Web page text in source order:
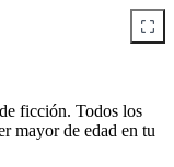
ficción. Todos los
mayor de edad en tu